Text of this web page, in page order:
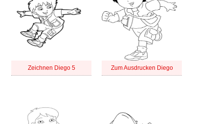
Zeichnen Diego 5 Zum Ausdrucken Diego